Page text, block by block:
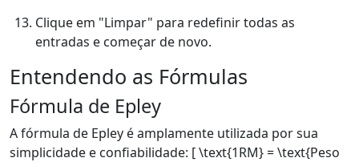
Clique em "Limpar" para redefinir todas as
entradas e começar de novo.
Entendendo as Fórmulas
Fórmula de Epley
A fórmula de Epley é amplamente utilizada por sua
simplicidade e confiabilidade: [ \text{1RM} = \text{Peso